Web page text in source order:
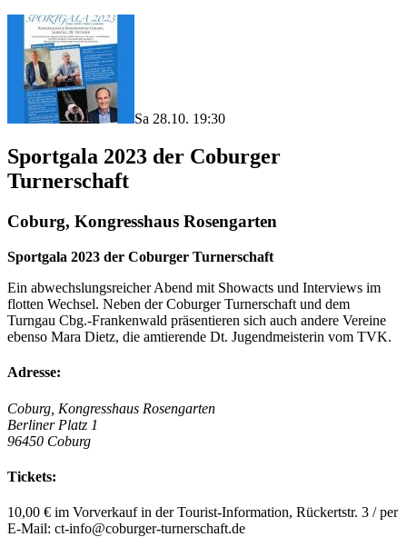
Sa 28.10. 19:30
Sportgala 2023 der Coburger
Turnerschaft
Coburg, Kongresshaus Rosengarten
Sportgala 2023 der Coburger Turnerschaft
Ein abwechslungsreicher Abend mit Showacts und Interviews im
flotten Wechsel. Neben der Coburger Turnerschaft und dem
Turngau Cbg.-Frankenwald präsentieren sich auch andere Vereine
ebenso Mara Dietz, die amtierende Dt. Jugendmeisterin vom TVK.
Adresse:
Coburg, Kongresshaus Rosengarten
Berliner Platz 1
96450 Coburg
Tickets:
10,00 € im Vorverkauf in der Tourist-Information, Rückertstr. 3 / per
E-Mail: ct-info@coburger-turnerschaft.de